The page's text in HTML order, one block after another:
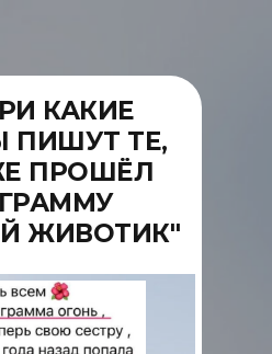
КАКИЕ
ПИШУТ ТЕ,
ПРОШЁЛ
ЖИВОТИК"